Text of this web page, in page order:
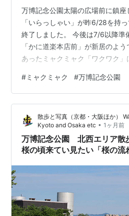
万博記念公園太陽の広場前に鎮座
「いらっしゃい」が昨6/28を持
終了しました。 今後は7/6以降準
「かに道楽本店前」が新居のよ
あったミャクミャク「ワクワク
めてるようです。 お目にかかり
頓堀へ出かけてみては。 （画像
のです） ランキング参加中アク
中gooからきました
#ミャクミャク #万博記念公園
散歩と写真（京都・大阪ほか）
Kyoto and Osaka etc • 1ヶ月前
万博記念公園 北西エリア
桜の頃来てい見たい「桜の
2026年6月14日sun